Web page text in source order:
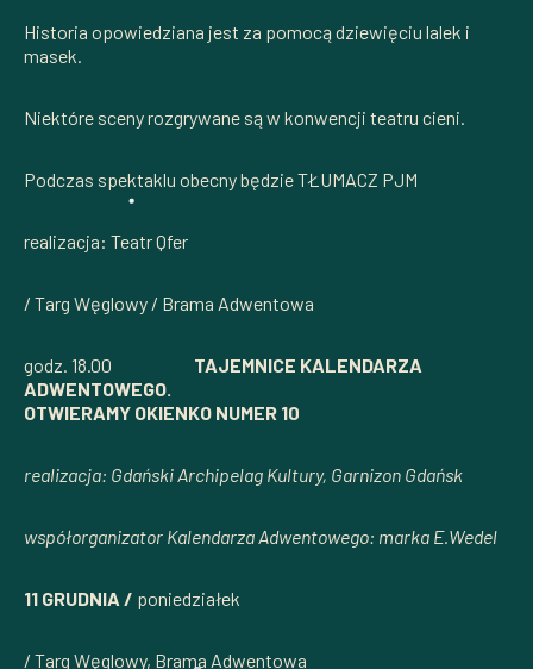
Historia opowiedziana jest za pomocą dziewięciu lalek i
masek.
Niektóre sceny rozgrywane są w konwencji teatru cieni.
Podczas spektaklu obecny będzie TŁUMACZ PJM
realizacja: Teatr Qfer
/ Targ Węglowy / Brama Adwentowa
godz. 18.00 TAJEMNICE KALENDARZA
ADWENTOWEGO.
OTWIERAMY OKIENKO NUMER 10
realizacja: Gdański Archipelag Kultury, Garnizon Gdańsk
współorganizator Kalendarza Adwentowego: marka E.Wedel
11 GRUDNIA / poniedziałek
/ Targ Węglowy, Brama Adwentowa